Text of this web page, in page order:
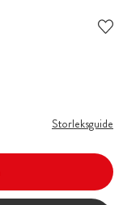
Storleksguide